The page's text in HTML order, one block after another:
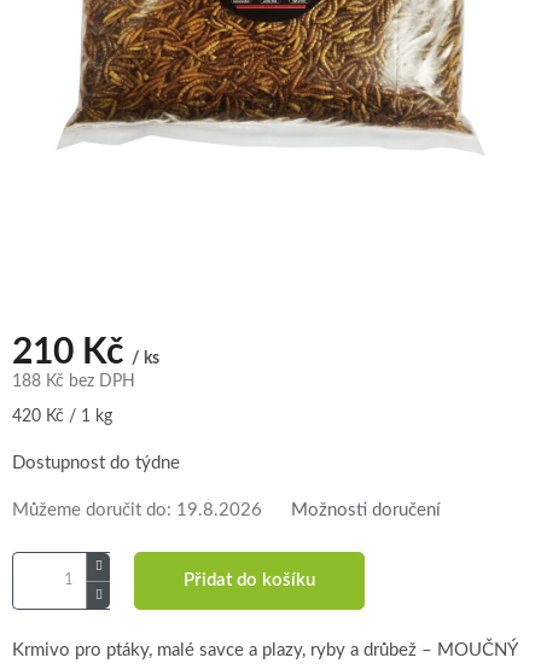
210 Kč / ks
188 Kč bez DPH
Měrná
420 Kč / 1 kg
Dostupnost do týdne
Můžeme doručit do: 19.8.2026 Možnosti doručení
Přidat do košíku
Krmivo pro ptáky, malé savce a plazy, ryby a drůbež – MOUČNÝ